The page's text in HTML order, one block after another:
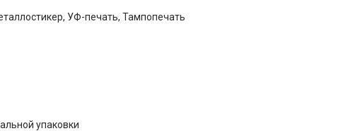
УФ-печать, Тампопечать
упаковки